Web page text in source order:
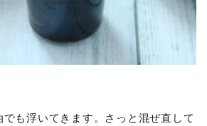
でも浮いてきます。さっと混ぜ直して